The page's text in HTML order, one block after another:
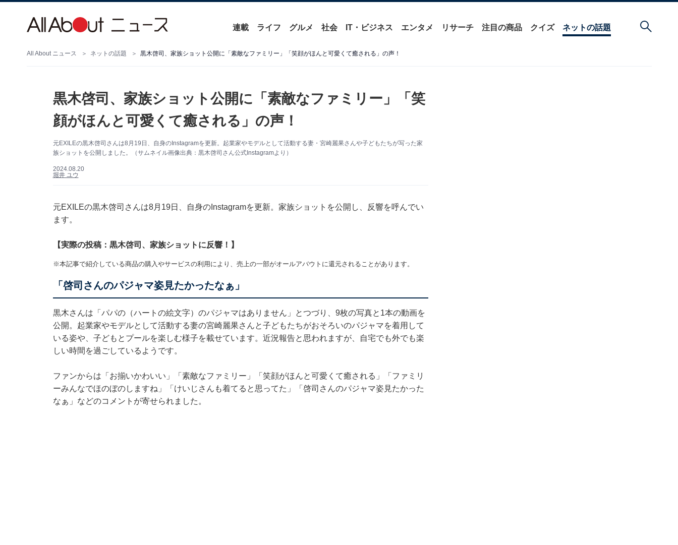
連載 ライフ グルメ 社会 IT・ビジネス エンタメ リサーチ 注目の商品 クイズ ネットの話題
All About ニュース ネットの話題 黒木啓司、家族ショット公開に「素敵なファミリー」「笑顔がほんと可愛くて癒される」の声！
黒木啓司、家族ショット公開に「素敵なファミリー」「笑
顔がほんと可愛くて癒される」の声！
元EXILEの黒木啓司さんは8月19日、自身のInstagramを更新。起業家やモデルとして活動する妻・宮崎麗果さんや子どもたちが写った家
族ショットを公開しました。（サムネイル画像出典：黒木啓司さん公式Instagramより）
2024.08.20
堀井 ユウ
元EXILEの黒木啓司さんは8月19日、自身のInstagramを更新。家族ショットを公開し、反響を呼んでい
ます。
【実際の投稿：黒木啓司、家族ショットに反響！】
※本記事で紹介している商品の購入やサービスの利用により、売上の一部がオールアバウトに還元されることがあります。
「啓司さんのパジャマ姿見たかったなぁ」
黒木さんは「パパの（ハートの絵文字）のパジャマはありません」とつづり、9枚の写真と1本の動画を
公開。起業家やモデルとして活動する妻の宮崎麗果さんと子どもたちがおそろいのパジャマを着用して
いる姿や、子どもとプールを楽しむ様子を載せています。近況報告と思われますが、自宅でも外でも楽
しい時間を過ごしているようです。
ファンからは「お揃いかわいい」「素敵なファミリー」「笑顔がほんと可愛くて癒される」「ファミリ
ーみんなでほのぼのしますね」「けいじさんも着てると思ってた」「啓司さんのパジャマ姿見たかった
なぁ」などのコメントが寄せられました。